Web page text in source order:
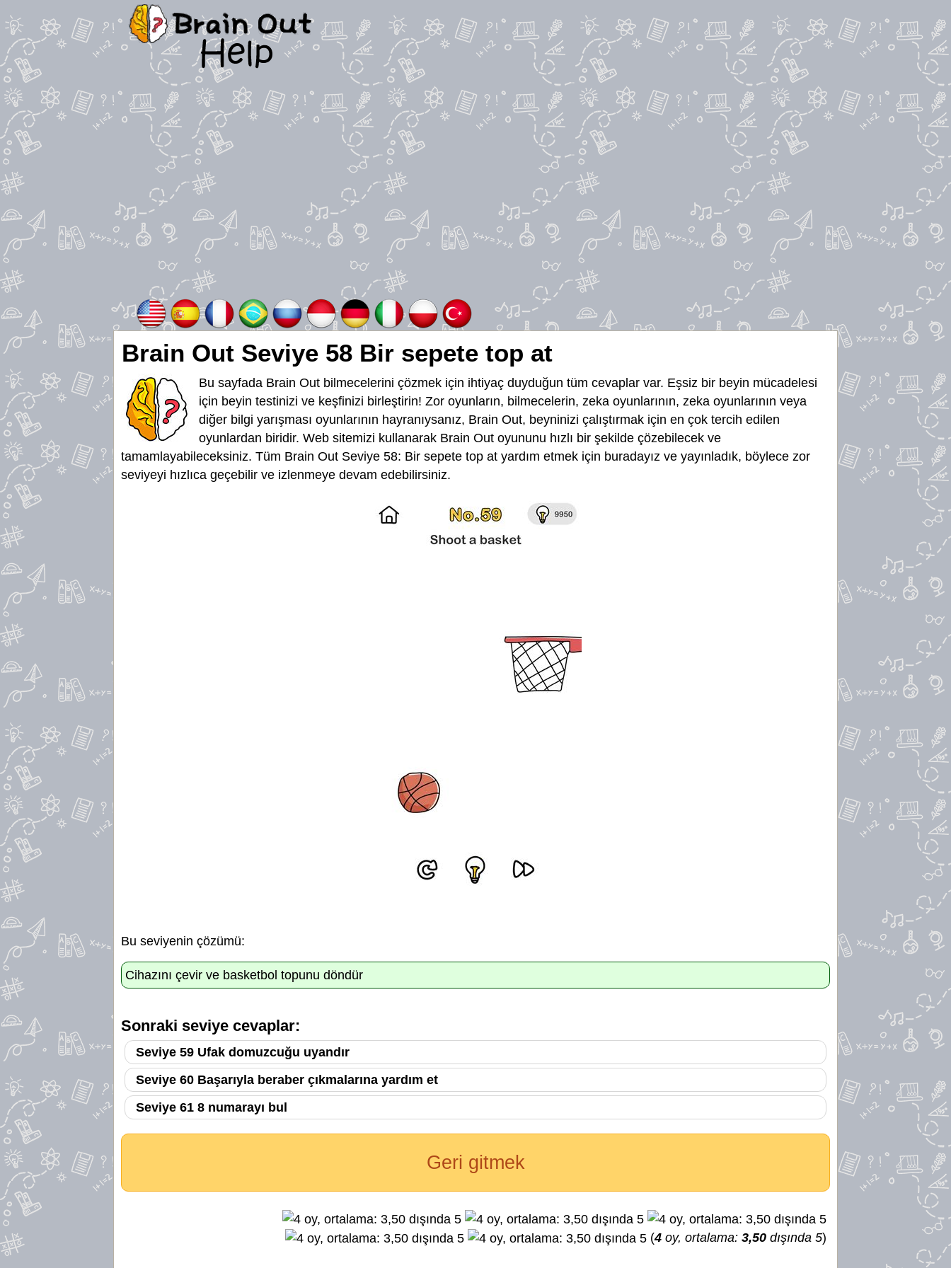
Brain Out Seviye 58 Bir sepete top at
Bu sayfada Brain Out bilmecelerini çözmek için ihtiyaç duyduğun tüm cevaplar var. Eşsiz bir beyin mücadelesi
için beyin testinizi ve keşfinizi birleştirin! Zor oyunların, bilmecelerin, zeka oyunlarının, zeka oyunlarının veya
diğer bilgi yarışması oyunlarının hayranıysanız, Brain Out, beyninizi çalıştırmak için en çok tercih edilen
oyunlardan biridir. Web sitemizi kullanarak Brain Out oyununu hızlı bir şekilde çözebilecek ve
tamamlayabileceksiniz. Tüm Brain Out Seviye 58: Bir sepete top at yardım etmek için buradayız ve yayınladık, böylece zor
seviyeyi hızlıca geçebilir ve izlenmeye devam edebilirsiniz.
Bu seviyenin çözümü:
Cihazını çevir ve basketbol topunu döndür
Sonraki seviye cevaplar:
Seviye 59 Ufak domuzcuğu uyandır
Seviye 60 Başarıyla beraber çıkmalarına yardım et
Seviye 61 8 numarayı bul
Geri gitmek
(4 oy, ortalama: 3,50 dışında 5)